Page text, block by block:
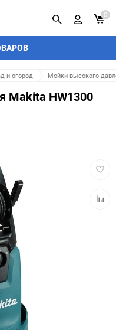
0
и огород Мойки высокого
Makita HW1300